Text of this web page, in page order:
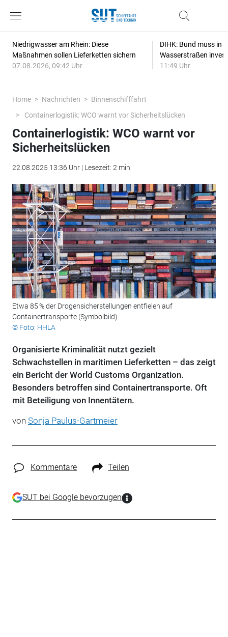
Niedrigwasser am Rhein: Diese
Maßnahmen sollen Lieferketten sichern
07.08.2026, 09:42 Uhr
DIHK: Bund muss in
Wasserstraßen
11:49 Uhr
Home Nachrichten
Binnenschifffahrt
Containerlogistik: WCO warnt vor Sicherheitslücken
Containerlogistik: WCO warnt vor
Sicherheitslücken
22.08.2025 13:36 Uhr | Lesezeit: 2 min
Etwa 85 % der Drogensicherstellungen entfielen auf
Containertransporte (Symbolbild)
© Foto: HHLA
Organisierte Kriminalität nutzt gezielt
Schwachstellen in maritimen Lieferketten – das zeigt
ein Bericht der World Customs Organization.
Besonders betroffen sind Containertransporte. Oft
mit Beteiligung von Innentätern.
von Sonja Paulus-Gartmeier
Kommentare Teilen
SUT bei Google bevorzugen